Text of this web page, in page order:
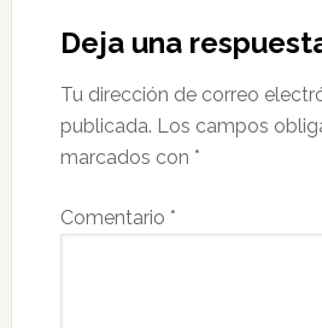
Deja una
Tu dirección de correo
publicada. Los campos
marcados con *
Comentario *